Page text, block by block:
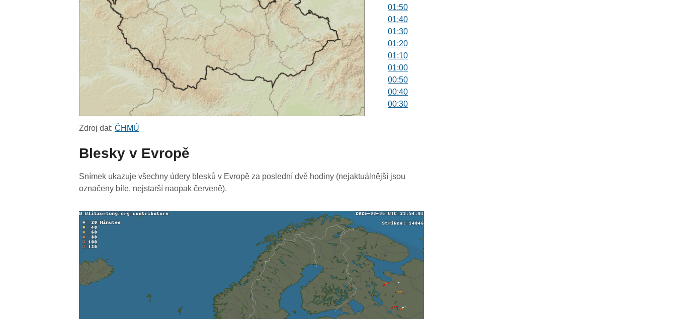
01:50
01:40
01:30
01:20
01:10
01:00
00:50
00:40
00:30
Zdroj dat:ČHMÚ
Blesky v Evropě
Snímek ukazuje všechny údery blesků v Evropě za poslední dvě hodiny (nejaktuálnější jsou
označeny bíle, nejstarší naopak červeně).